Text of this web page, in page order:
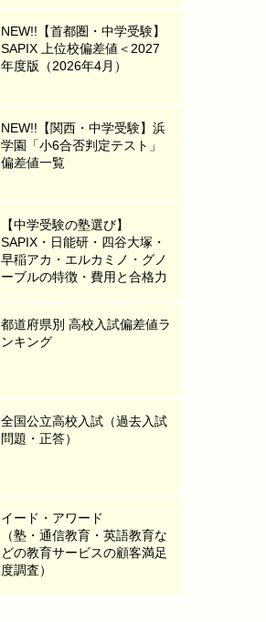
NEW!!【首都圏・中学受験】
SAPIX 上位校偏差値＜2027
年度版（2026年4月）
NEW!!【関西・中学受験】浜
学園「小6合否判定テスト」
偏差値一覧
【中学受験の塾選び】
SAPIX・日能研・四谷大塚・
早稲アカ・エルカミノ・グノ
ーブルの特徴・費用と合格力
都道府県別 高校入試偏差値ラ
ンキング
全国公立高校入試（過去入試
問題・正答）
イード・アワード
（塾・通信教育・英語教育な
どの教育サービスの顧客満足
度調査）